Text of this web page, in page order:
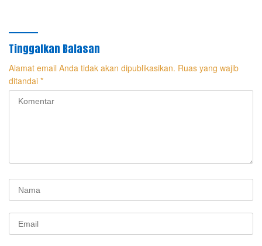
Tinggalkan Balasan
Alamat email Anda tidak akan dipublikasikan. Ruas yang wajib
ditandai *